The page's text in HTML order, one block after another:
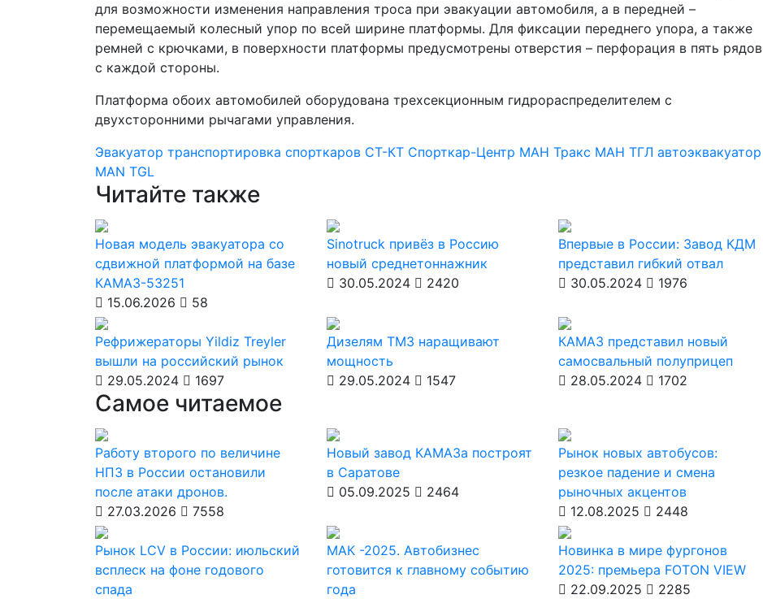
для возможности изменения направления троса при эвакуации автомобиля, а в передней –
перемещаемый колесный упор по всей ширине платформы. Для фиксации переднего упора, а также
ремней с крючками, в поверхности платформы предусмотрены отверстия – перфорация в пять рядов
с каждой стороны.
Платформа обоих автомобилей оборудована трехсекционным гидрораспределителем с
двухсторонними рычагами управления.
Эвакуатор транспортировка спорткаров СТ-КТ Спорткар-Центр МАН Тракс МАН ТГЛ автоэквакуатор
MAN TGL
Читайте также
Новая модель эвакуатора со
сдвижной платформой на базе
КАМАЗ-53251
15.06.2026
58
Sinotruck привёз в Россию
новый среднетоннажник
30.05.2024
2420
Впервые в России: Завод КДМ
представил гибкий отвал
30.05.2024
1976
Рефрижераторы Yildiz Treyler
вышли на российский рынок
29.05.2024
1697
Дизелям ТМЗ наращивают
мощность
29.05.2024
1547
КАМАЗ представил новый
самосвальный полуприцеп
28.05.2024
1702
Самое читаемое
Работу второго по величине
НПЗ в России остановили
после атаки дронов.
27.03.2026
7558
Новый завод КАМАЗа построят
в Саратове
05.09.2025
2464
Рынок новых автобусов:
резкое падение и смена
рыночных акцентов
12.08.2025
2448
Рынок LCV в России: июльский
всплеск на фоне годового
спада
МАК -2025. Автобизнес
готовится к главному событию
года
Новинка в мире фургонов
2025: премьера FOTON VIEW
22.09.2025
2285